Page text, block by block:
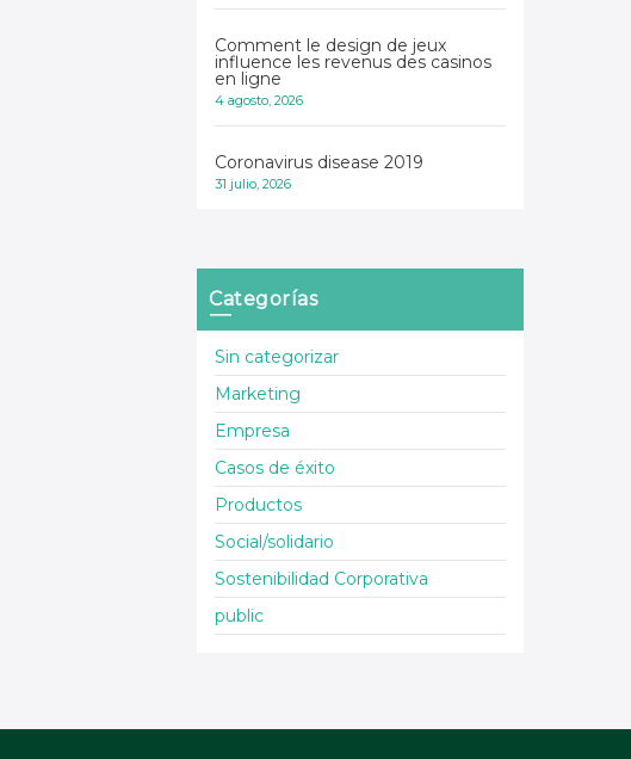
Comment le design de jeux
influence les revenus des casinos
en ligne
4 agosto, 2026
Coronavirus disease 2019
31 julio, 2026
Categorías
Sin categorizar
Marketing
Empresa
Casos de éxito
Productos
Social/solidario
Sostenibilidad Corporativa
public